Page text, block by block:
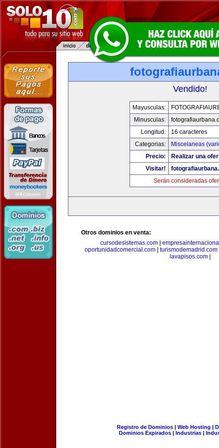
Vendido!
Mayusculas:
Minusculas:
Longitud:
16 caracteres
Categorias:
Miscelaneas
Precio:
Realizar una
Visitar!
Serán consideradas
Otros dominios en venta:
cursodesistemas.com
oportunidadcomercial.com
turismodemadrid.com
lavapisos.com
Registro de Dominios| Web Hosting |
Dominios Expirados | Industrias |